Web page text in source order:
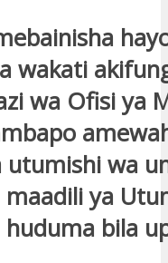
wakati
wa Ofisi ya
utumishi wa
ya
bila